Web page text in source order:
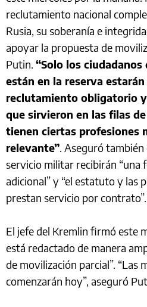
reclutamiento nacional
Rusia, su soberanía e
apoyar la propuesta de
Putin. “Solo los
están en la reserva
reclutamiento obligatorio
que sirvieron en las filas
tienen ciertas profesiones
relevante”. Aseguró también
servicio militar recibirán “una
adicional” y “el estatuto y las
prestan servicio por contrato”.
El jefe del Kremlin firmó este
está redactado de manera
de movilización parcial”. “Las
comenzarán hoy”, aseguró